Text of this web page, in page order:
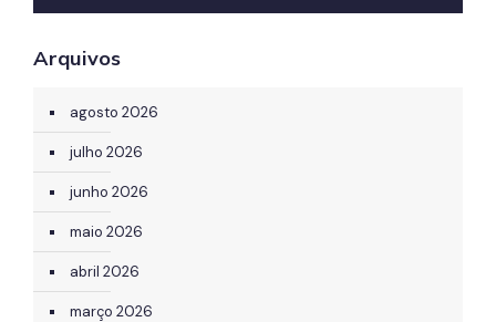
Arquivos
agosto 2026
julho 2026
junho 2026
maio 2026
abril 2026
março 2026